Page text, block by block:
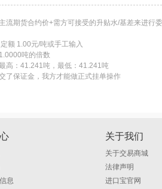
主流期货合约价+需方可接受的升贴水/基差来进行
定额 1.00元/吨或手工输入
1.0000吨的倍数
高：41.241吨，最低：41.241吨
了保证金，我方才能做正式挂单操作
息
关于我们
关于交易商城
法律声明
进口宝官网